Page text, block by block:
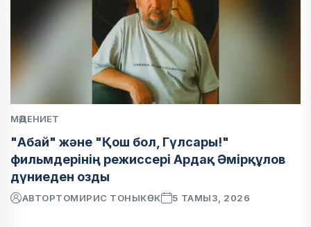
МӘДЕНИЕТ
"Абай" және "Қош бол, Гүлсары!"
фильмдерінің режиссері Ардақ Әмірқұлов
дүниеден озды
АВТОРТОМИРИС ТОНЫКӨК 5 ТАМЫЗ, 2026